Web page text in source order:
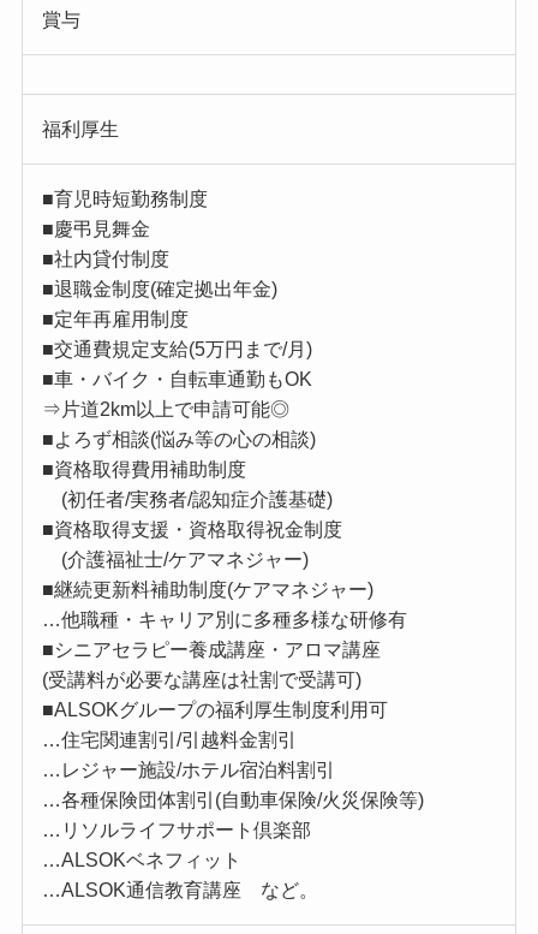
賞与
福利厚生
■育児時短勤務制度
■慶弔見舞金
■社内貸付制度
■退職金制度(確定拠出年金)
■定年再雇用制度
■交通費規定支給(5万円まで/月)
■車・バイク・自転車通勤もOK
⇒片道2km以上で申請可能◎
■よろず相談(悩み等の心の相談)
■資格取得費用補助制度
(初任者/実務者/認知症介護基礎)
■資格取得支援・資格取得祝金制度
(介護福祉士/ケアマネジャー)
■継続更新料補助制度(ケアマネジャー)
…他職種・キャリア別に多種多様な研修有
■シニアセラピー養成講座・アロマ講座
(受講料が必要な講座は社割で受講可)
■ALSOKグループの福利厚生制度利用可
…住宅関連割引/引越料金割引
…レジャー施設/ホテル宿泊料割引
…各種保険団体割引(自動車保険/火災保険等)
…リソルライフサポート倶楽部
…ALSOKベネフィット
…ALSOK通信教育講座 など。